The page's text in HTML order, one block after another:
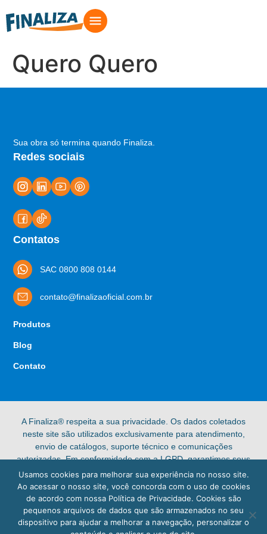
Quero Quero
Sua obra só termina quando Finaliza.
Redes sociais
Contatos
SAC 0800 808 0144
contato@finalizaoficial.com.br
Produtos
Blog
Contato
A Finaliza® respeita a sua privacidade. Os dados coletados
neste site são utilizados exclusivamente para atendimento,
envio de catálogos, suporte técnico e comunicações
autorizadas. Em conformidade com a LGPD, garantimos seus
direitos de acesso, retificação e exclusão de dados pessoais.
Confira nossa [Política de Privacidade] completa para mais
informações.
© 2025 Finaliza®. Todos os direitos reservados.
Usamos cookies para melhorar sua experiência no nosso site.
Ao acessar o nosso site, você concorda com o uso de cookies
de acordo com nossa Política de Privacidade. Cookies são
pequenos arquivos de dados que são armazenados no seu
dispositivo para ajudar a melhorar a navegação, personalizar o